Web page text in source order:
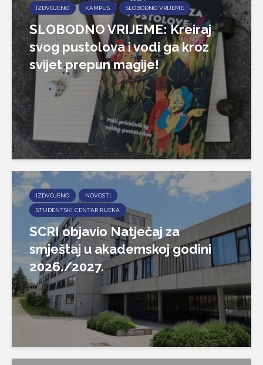
IZDVOJENO KAMPUS SLOBODNO VRIJEME
SLOBODNO VRIJEME: Kreiraj
svog pustolova i vodi ga kroz
svijet prepun magije!
IZDVOJENO NOVOSTI
STUDENTSKI CENTAR RIJEKA
SCRI objavio Natječaj za
smještaj u akademskoj godini
2026./2027.